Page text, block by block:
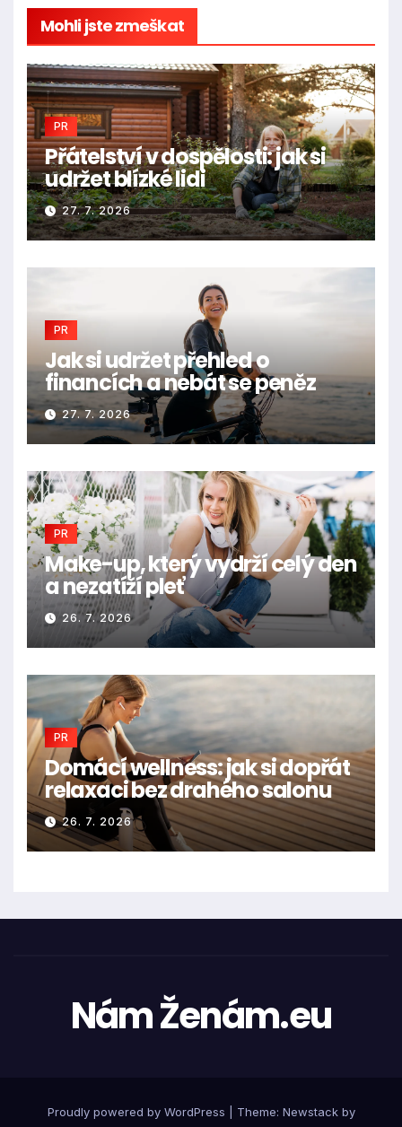
Mohli jste zmeškat
PR
Přátelství v dospělosti: jak si
udržet blízké lidi
27. 7. 2026
PR
Jak si udržet přehled o
financích a nebát se peněz
27. 7. 2026
PR
Make-up, který vydrží celý den
a nezatíží pleť
26. 7. 2026
PR
Domácí wellness: jak si dopřát
relaxaci bez drahého salonu
26. 7. 2026
Nám Ženám.eu
Proudly powered by WordPress Theme: Newstackby